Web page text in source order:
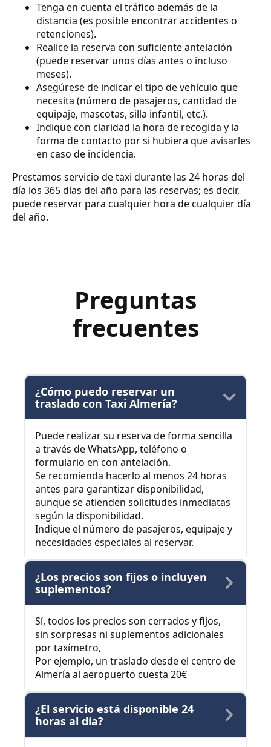
Tenga en cuenta el tráfico además de la
distancia (es posible encontrar accidentes o
retenciones).
Realice la reserva con suficiente antelación
(puede reservar unos días antes o incluso
meses).
Asegúrese de indicar el tipo de vehículo que
necesita (número de pasajeros, cantidad de
equipaje, mascotas, silla infantil, etc.).
Indique con claridad la hora de recogida y la
forma de contacto por si hubiera que avisarles
en caso de incidencia.
Prestamos servicio de taxi durante las 24 horas del
día los 365 días del año para las reservas; es decir,
puede reservar para cualquier hora de cualquier día
del año.
Preguntas
frecuentes
¿Cómo puedo reservar un
traslado con Taxi Almería?
Puede realizar su reserva de forma sencilla
a través de WhatsApp, teléfono o
formulario en con antelación.
Se recomienda hacerlo al menos 24 horas
antes para garantizar disponibilidad,
aunque se atienden solicitudes inmediatas
según la disponibilidad.
Indique el número de pasajeros, equipaje y
necesidades especiales al reservar.
¿Los precios son fijos o incluyen
suplementos?
Sí, todos los precios son cerrados y fijos,
sin sorpresas ni suplementos adicionales
por taxímetro,
Por ejemplo, un traslado desde el centro de
Almería al aeropuerto cuesta 20€
¿El servicio está disponible 24
horas al día?